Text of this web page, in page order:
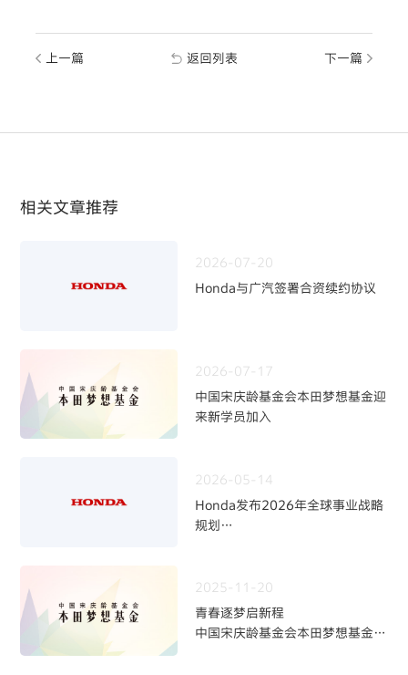
上一篇 返回列表 下一篇
相关文章推荐
2026-07-20
Honda与广汽签署合资续约协议
2026-07-17
中国宋庆龄基金会本田梦想基金迎
来新学员加入
2026-05-14
Honda发布2026年全球事业战略
规划
2025-11-20
青春逐梦启新程
中国宋庆龄基金会本田梦想基金第